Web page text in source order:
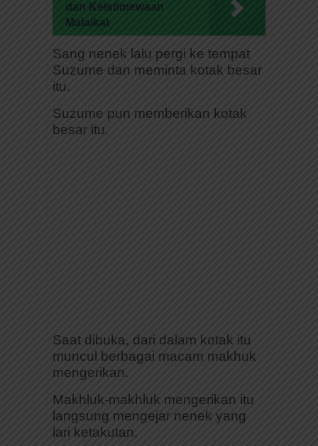
dan Keistimewaan
Malaikat
Sang nenek lalu pergi ke tempat
Suzume dan meminta kotak besar
itu.
Suzume pun memberikan kotak
besar itu.
Saat dibuka, dari dalam kotak itu
muncul berbagai macam makhuk
mengerikan.
Makhluk-makhluk mengerikan itu
langsung mengejar nenek yang
lari ketakutan.